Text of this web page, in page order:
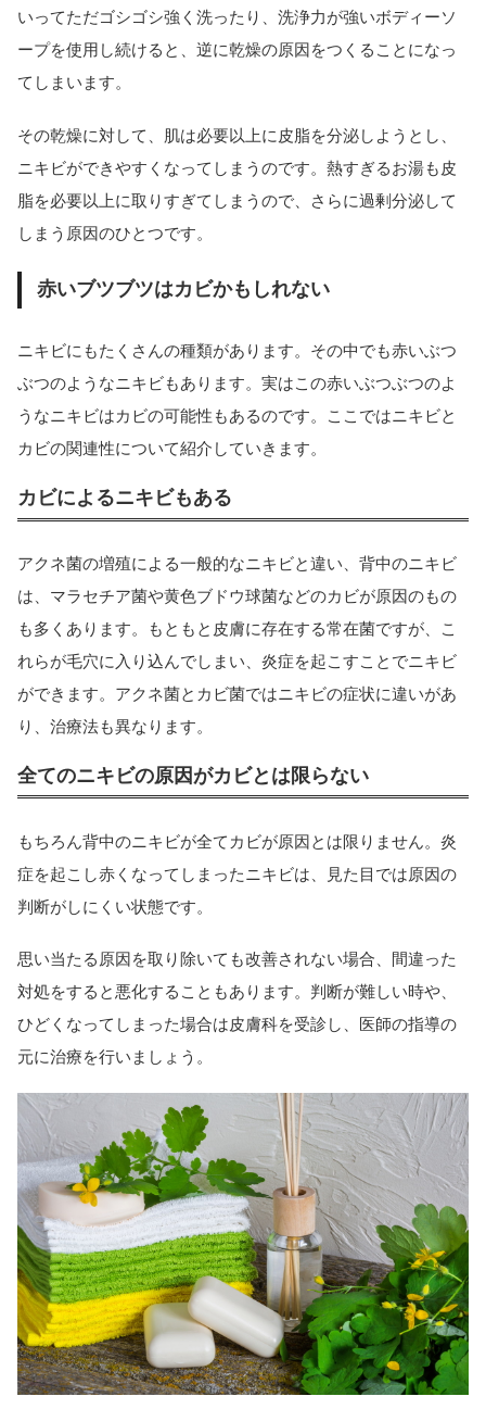
いってただゴシゴシ強く洗ったり、洗浄力が強いボディーソ
ープを使用し続けると、逆に乾燥の原因をつくることになっ
てしまいます。
その乾燥に対して、肌は必要以上に皮脂を分泌しようとし、
ニキビができやすくなってしまうのです。熱すぎるお湯も皮
脂を必要以上に取りすぎてしまうので、さらに過剰分泌して
しまう原因のひとつです。
赤いブツブツはカビかもしれない
ニキビにもたくさんの種類があります。その中でも赤いぶつ
ぶつのようなニキビもあります。実はこの赤いぶつぶつのよ
うなニキビはカビの可能性もあるのです。ここではニキビと
カビの関連性について紹介していきます。
カビによるニキビもある
アクネ菌の増殖による一般的なニキビと違い、背中のニキビ
は、マラセチア菌や黄色ブドウ球菌などのカビが原因のもの
も多くあります。もともと皮膚に存在する常在菌ですが、こ
れらが毛穴に入り込んでしまい、炎症を起こすことでニキビ
ができます。アクネ菌とカビ菌ではニキビの症状に違いがあ
り、治療法も異なります。
全てのニキビの原因がカビとは限らない
もちろん背中のニキビが全てカビが原因とは限りません。炎
症を起こし赤くなってしまったニキビは、見た目では原因の
判断がしにくい状態です。
思い当たる原因を取り除いても改善されない場合、間違った
対処をすると悪化することもあります。判断が難しい時や、
ひどくなってしまった場合は皮膚科を受診し、医師の指導の
元に治療を行いましょう。